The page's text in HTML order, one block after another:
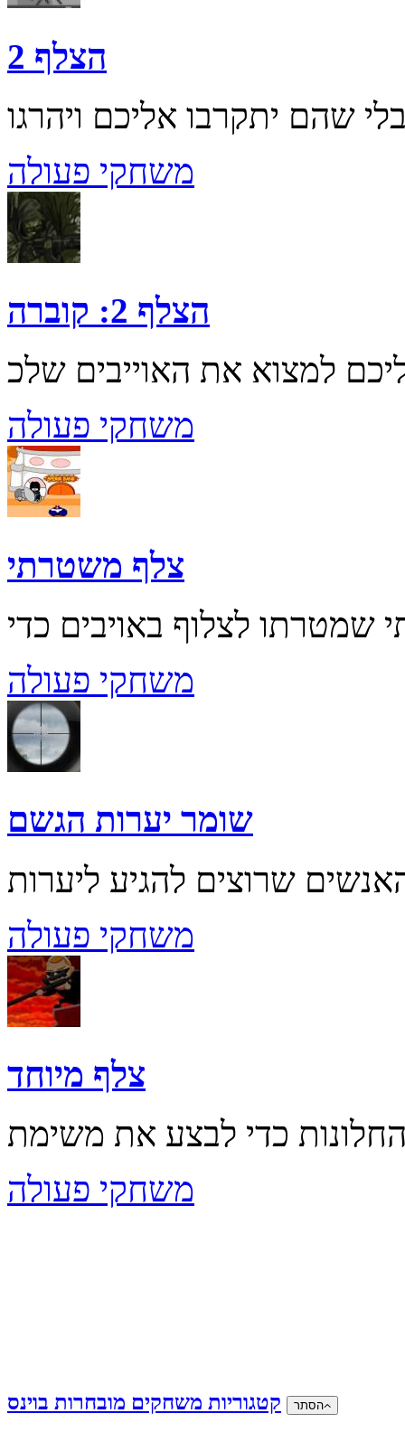
הצלף 2
משחקי פעולה
הצלף 2: קוברה
משחקי פעולה
צלף משטרתי
משחקי פעולה
שומר יערות הגשם
משחקי פעולה
צלף מיוחד
משחקי פעולה
קטגוריות משחקים מובחרות בוינס הסתר